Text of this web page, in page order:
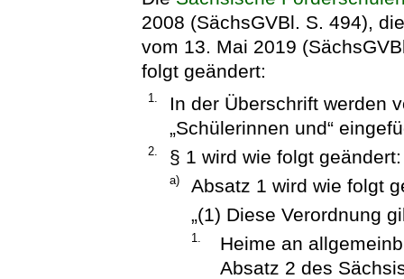
2008 (SächsGVBl. S. 494),
vom 13. Mai 2019
folgt geändert:
1.
In der Überschrift werden
„Schülerinnen und“
2. § 1 wird wie folgt geändert:
a)
Absatz 1 wird wie folgt
„(1) Diese Verordnung
1.
Heime an
Absatz 2 des